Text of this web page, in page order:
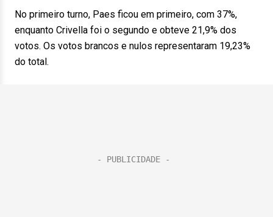
No primeiro turno, Paes ficou em primeiro, com 37%,
enquanto Crivella foi o segundo e obteve 21,9% dos
votos. Os votos brancos e nulos representaram 19,23%
do total.